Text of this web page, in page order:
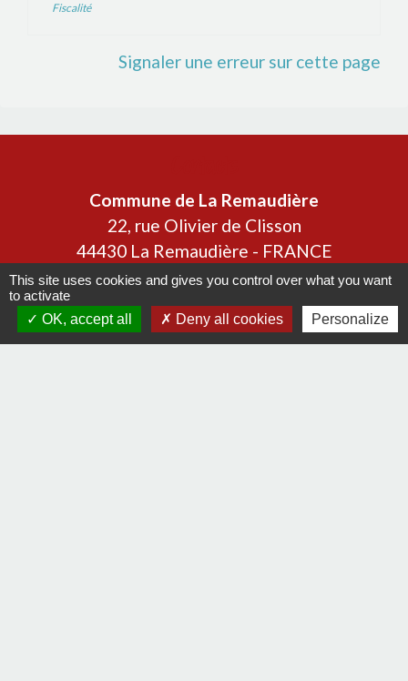
Fiscalité
Signaler une erreur sur cette page
Commune de La Remaudière
22, rue Olivier de Clisson
44430 La Remaudière - FRANCE
+33 2 40 33 72 30
Contact par formulaire
This site uses cookies and gives you control over what you want
to activate
OK, accept all
Deny all cookies Personalize